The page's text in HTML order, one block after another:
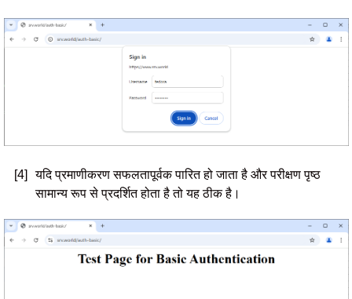
[4]
यदि प्रमाणीकरण सफलतापूर्वक पारित हो जाता है और परीक्षण पृष्ठ
सामान्य रूप से प्रदर्शित होता है तो यह ठीक है।